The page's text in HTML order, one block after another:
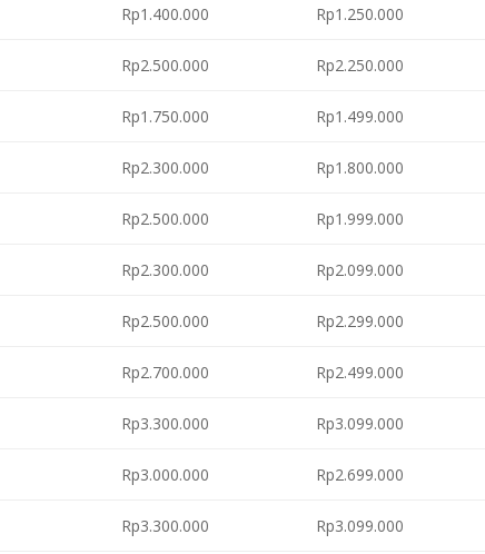
Rp1.400.000 Rp1.250.000
Rp2.500.000 Rp2.250.000
Rp1.750.000 Rp1.499.000
Rp2.300.000 Rp1.800.000
Rp2.500.000 Rp1.999.000
Rp2.300.000 Rp2.099.000
Rp2.500.000 Rp2.299.000
Rp2.700.000 Rp2.499.000
Rp3.300.000 Rp3.099.000
Rp3.000.000 Rp2.699.000
Rp3.300.000 Rp3.099.000